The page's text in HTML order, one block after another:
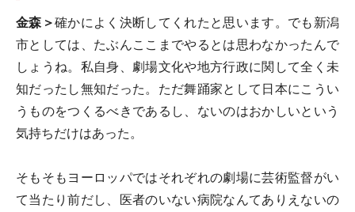
金森＞確かによく決断してくれたと思います。でも新潟
市としては、たぶんここまでやるとは思わなかったんで
しょうね。私自身、劇場文化や地方行政に関して全く未
知だったし無知だった。ただ舞踊家として日本にこうい
うものをつくるべきであるし、ないのはおかしいという
気持ちだけはあった。
そもそもヨーロッパではそれぞれの劇場に芸術監督がい
て当たり前だし、医者のいない病院なんてありえないの